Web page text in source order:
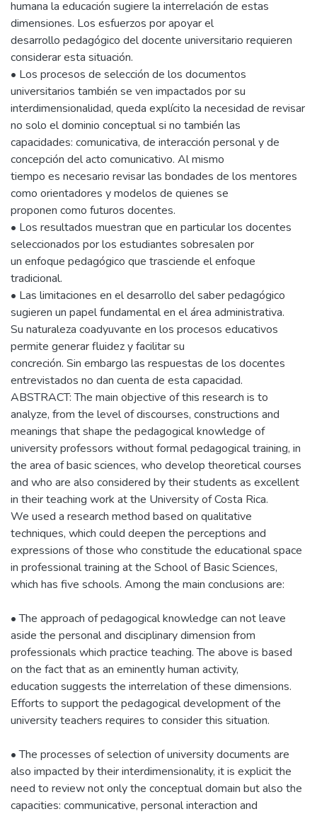
humana la educación sugiere la interrelación de estas
dimensiones. Los esfuerzos por apoyar el
desarrollo pedagógico del docente universitario requieren
considerar esta situación.
• Los procesos de selección de los documentos
universitarios también se ven impactados por su
interdimensionalidad, queda explícito la necesidad de revisar
no solo el dominio conceptual si no también las
capacidades: comunicativa, de interacción personal y de
concepción del acto comunicativo. Al mismo
tiempo es necesario revisar las bondades de los mentores
como orientadores y modelos de quienes se
proponen como futuros docentes.
• Los resultados muestran que en particular los docentes
seleccionados por los estudiantes sobresalen por
un enfoque pedagógico que trasciende el enfoque
tradicional.
• Las limitaciones en el desarrollo del saber pedagógico
sugieren un papel fundamental en el área administrativa.
Su naturaleza coadyuvante en los procesos educativos
permite generar fluidez y facilitar su
concreción. Sin embargo las respuestas de los docentes
entrevistados no dan cuenta de esta capacidad.
ABSTRACT: The main objective of this research is to
analyze, from the level of discourses, constructions and
meanings that shape the pedagogical knowledge of
university professors without formal pedagogical training, in
the area of ​​basic sciences, who develop theoretical courses
and who are also considered by their students as excellent
in their teaching work at the University of Costa Rica.
We used a research method based on qualitative
techniques, which could deepen the perceptions and
expressions of those who constitude the educational space
in professional training at the School of Basic Sciences,
which has five schools. Among the main conclusions are:
• The approach of pedagogical knowledge can not leave
aside the personal and disciplinary dimension from
professionals which practice teaching. The above is based
on the fact that as an eminently human activity,
education suggests the interrelation of these dimensions.
Efforts to support the pedagogical development of the
university teachers requires to consider this situation.
• The processes of selection of university documents are
also impacted by their interdimensionality, it is explicit the
need to review not only the conceptual domain but also the
capacities: communicative, personal interaction and